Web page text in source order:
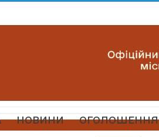
НОВИНИ ОГОЛОШЕННЯ